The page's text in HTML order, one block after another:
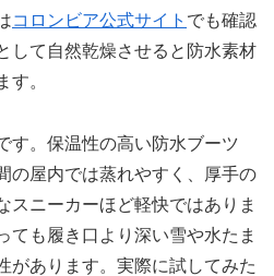
コロンビア公式サイト でも確認
して自然乾燥させると防水素材
す。
す。保温性の高い防水ブーツ
の屋内では蒸れやすく、厚手の
スニーカーほど軽快ではありま
ても履き口より深い雪や水たま
があります。実際に試してみた